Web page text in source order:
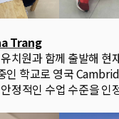
Trang
치원과 함께 출발해 현
인 학교로 영국
정적인 수업 수준을 인